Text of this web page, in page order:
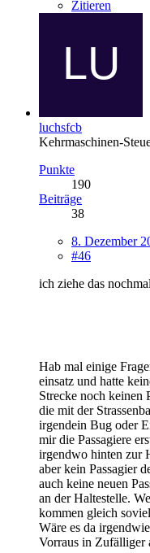
Zitieren
luchsfcb
Kehrmaschinen-
Punkte
190
Beiträge
38
8. Dezember
#46
ich ziehe das
Hab mal einige
einsatz und hatte
Strecke noch keinen
die mit der
irgendein Bug oder
mir die Passagiere
irgendwo hinten zur
aber kein Passagier
auch keine neuen
an der Haltestelle.
kommen gleich
Wäre es da
Vorraus in Zufälliger